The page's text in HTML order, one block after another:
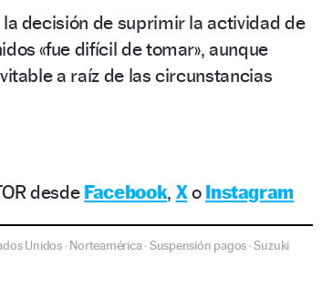
decisión de suprimir la actividad de
«fue difícil de tomar», aunque
a raíz de las circunstancias
desde Facebook, Xo Instagram
Unidos·Norteamérica·Suspensión pagos ·Suzuki